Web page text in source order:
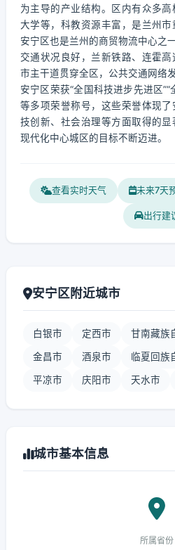
为主导的产业结构。区内有众多
大学等，科教资源丰富，是兰州市
安宁区也是兰州的商贸物流中心之一
交通状况良好，兰新铁路、连霍
市主干道贯穿全区，公共交通网络
安宁区荣获“全国科技进步先进区
等多项荣誉称号，这些荣誉体现
技创新、社会治理等方面取得的
现代化中心城区的目标不断迈进。
查看实时天气 未来7天
出行建
安宁区附近城市
白银市 定西市 甘南藏族
金昌市 酒泉市 临夏回族
平凉市 庆阳市 天水市
城市基本信息
所属省份